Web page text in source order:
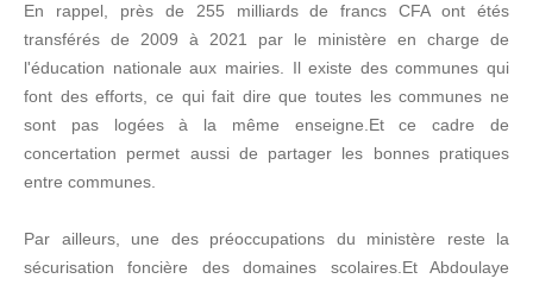
En rappel, près de 255 milliards de francs CFA ont étés
transférés de 2009 à 2021 par le ministère en charge de
l'éducation nationale aux mairies. Il existe des communes qui
font des efforts, ce qui fait dire que toutes les communes ne
sont pas logées à la même enseigne.Et ce cadre de
concertation permet aussi de partager les bonnes pratiques
entre communes.
Par ailleurs, une des préoccupations du ministère reste la
sécurisation foncière des domaines scolaires.Et Abdoulaye